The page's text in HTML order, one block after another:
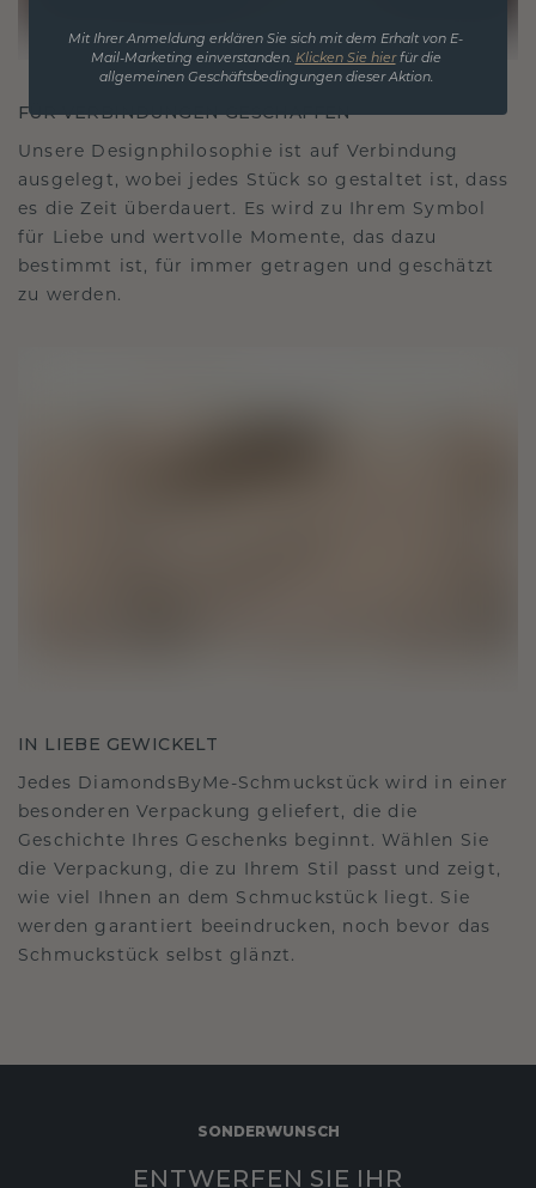
FÜR VERBINDUNGEN GESCHAFFEN
Unsere Designphilosophie ist auf Verbindung
ausgelegt, wobei jedes Stück so gestaltet ist, dass
es die Zeit überdauert. Es wird zu Ihrem Symbol
für Liebe und wertvolle Momente, das dazu
bestimmt ist, für immer getragen und geschätzt
zu werden.
IN LIEBE GEWICKELT
Jedes DiamondsByMe-Schmuckstück wird in einer
besonderen Verpackung geliefert, die die
Geschichte Ihres Geschenks beginnt. Wählen Sie
die Verpackung, die zu Ihrem Stil passt und zeigt,
wie viel Ihnen an dem Schmuckstück liegt. Sie
werden garantiert beeindrucken, noch bevor das
Schmuckstück selbst glänzt.
SONDERWUNSCH
ENTWERFEN SIE IHR
Mit Ihrer Anmeldung erklären Sie sich mit dem Erhalt von E-
Mail-Marketing einverstanden. Klicken Sie hierfür die
allgemeinen Geschäftsbedingungen dieser Aktion.